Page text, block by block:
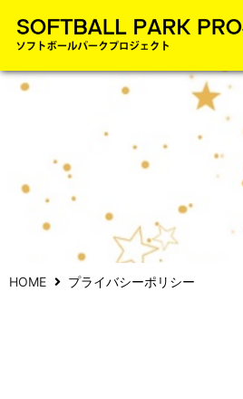
HOME プライバシーポリシー